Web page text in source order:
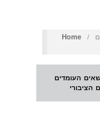
Home /
העומדים
הציבורי